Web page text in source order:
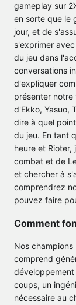
gameplay sur
en sorte que le
jour, et de
s'exprimer
du jeu dans
conversations
d'expliquer
présenter
d'Ekko, Yasuo,
dire à quel
du jeu. En tant
heure et Rioter,
combat et de
et chercher à
comprendrez
pouvez faire
Comment
Nos
comprend
coups, un
nécessaire au